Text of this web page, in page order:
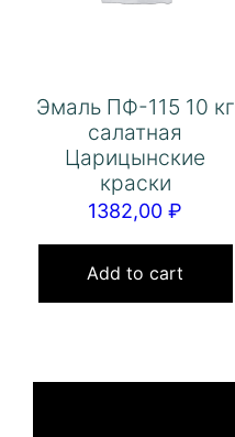
Эмаль ПФ-115 10 кг
салатная
Царицынские
краски
1382,00₽
Add to cart